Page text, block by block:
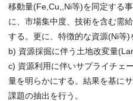
移動量(Fe,Cu,,Ni等)を同定する
に、市場集中度、技術を含む需
する。更に、特徴的な資源(Ni等)
b) 資源採掘に伴う土地改変量
c) 資源利用に伴いサプライチェ
量を明らかにする。結果を基に
課題の抽出を行う。